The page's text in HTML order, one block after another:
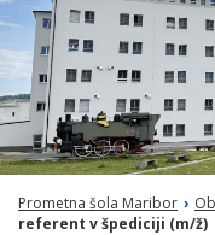
Prometna šola Maribor ›
referent v špediciji (m/ž)